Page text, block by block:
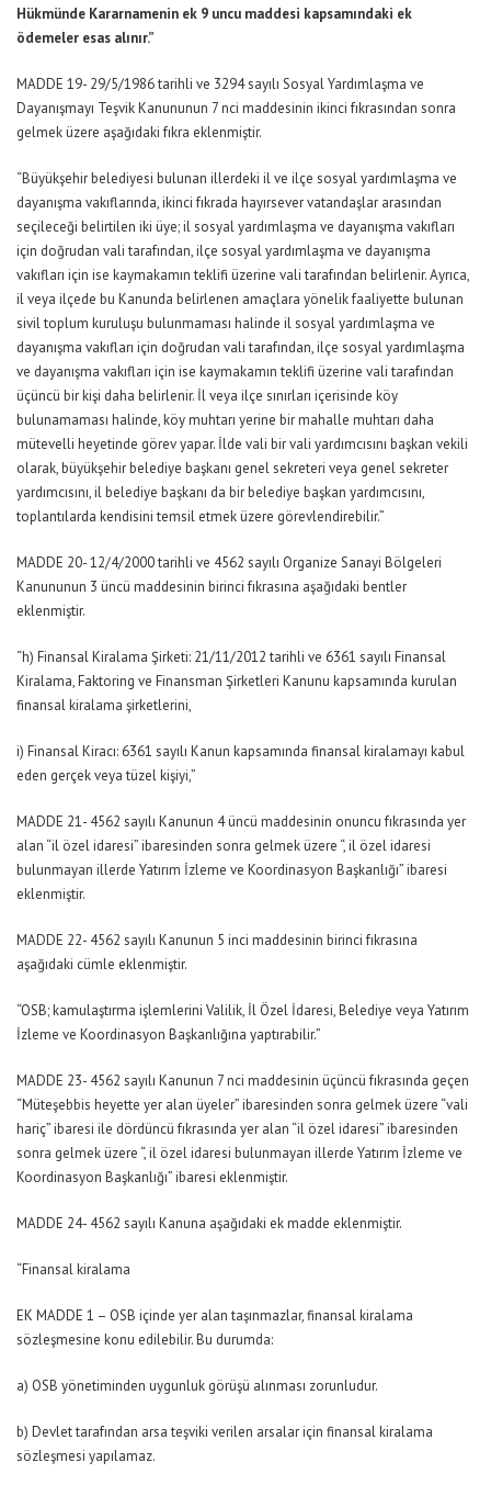
Hükmünde Kararnamenin ek 9 uncu maddesi kapsamındaki ek
ödemeler esas alınır.”
MADDE 19- 29/5/1986 tarihli ve 3294 sayılı Sosyal Yardımlaşma ve
Dayanışmayı Teşvik Kanununun 7 nci maddesinin ikinci fıkrasından sonra
gelmek üzere aşağıdaki fıkra eklenmiştir.
“Büyükşehir belediyesi bulunan illerdeki il ve ilçe sosyal yardımlaşma ve
dayanışma vakıflarında, ikinci fıkrada hayırsever vatandaşlar arasından
seçileceği belirtilen iki üye; il sosyal yardımlaşma ve dayanışma vakıfları
için doğrudan vali tarafından, ilçe sosyal yardımlaşma ve dayanışma
vakıfları için ise kaymakamın teklifi üzerine vali tarafından belirlenir. Ayrıca,
il veya ilçede bu Kanunda belirlenen amaçlara yönelik faaliyette bulunan
sivil toplum kuruluşu bulunmaması halinde il sosyal yardımlaşma ve
dayanışma vakıfları için doğrudan vali tarafından, ilçe sosyal yardımlaşma
ve dayanışma vakıfları için ise kaymakamın teklifi üzerine vali tarafından
üçüncü bir kişi daha belirlenir. İl veya ilçe sınırları içerisinde köy
bulunamaması halinde, köy muhtarı yerine bir mahalle muhtarı daha
mütevelli heyetinde görev yapar. İlde vali bir vali yardımcısını başkan vekili
olarak, büyükşehir belediye başkanı genel sekreteri veya genel sekreter
yardımcısını, il belediye başkanı da bir belediye başkan yardımcısını,
toplantılarda kendisini temsil etmek üzere görevlendirebilir.”
MADDE 20- 12/4/2000 tarihli ve 4562 sayılı Organize Sanayi Bölgeleri
Kanununun 3 üncü maddesinin birinci fıkrasına aşağıdaki bentler
eklenmiştir.
“h) Finansal Kiralama Şirketi: 21/11/2012 tarihli ve 6361 sayılı Finansal
Kiralama, Faktoring ve Finansman Şirketleri Kanunu kapsamında kurulan
finansal kiralama şirketlerini,
i) Finansal Kiracı: 6361 sayılı Kanun kapsamında finansal kiralamayı kabul
eden gerçek veya tüzel kişiyi,”
MADDE 21- 4562 sayılı Kanunun 4 üncü maddesinin onuncu fıkrasında yer
alan “il özel idaresi” ibaresinden sonra gelmek üzere “, il özel idaresi
bulunmayan illerde Yatırım İzleme ve Koordinasyon Başkanlığı” ibaresi
eklenmiştir.
MADDE 22- 4562 sayılı Kanunun 5 inci maddesinin birinci fıkrasına
aşağıdaki cümle eklenmiştir.
“OSB; kamulaştırma işlemlerini Valilik, İl Özel İdaresi, Belediye veya Yatırım
İzleme ve Koordinasyon Başkanlığına yaptırabilir.”
MADDE 23- 4562 sayılı Kanunun 7 nci maddesinin üçüncü fıkrasında geçen
“Müteşebbis heyette yer alan üyeler” ibaresinden sonra gelmek üzere “vali
hariç” ibaresi ile dördüncü fıkrasında yer alan “il özel idaresi” ibaresinden
sonra gelmek üzere “, il özel idaresi bulunmayan illerde Yatırım İzleme ve
Koordinasyon Başkanlığı” ibaresi eklenmiştir.
MADDE 24- 4562 sayılı Kanuna aşağıdaki ek madde eklenmiştir.
“Finansal kiralama
EK MADDE 1 – OSB içinde yer alan taşınmazlar, finansal kiralama
sözleşmesine konu edilebilir. Bu durumda:
a) OSB yönetiminden uygunluk görüşü alınması zorunludur.
b) Devlet tarafından arsa teşviki verilen arsalar için finansal kiralama
sözleşmesi yapılamaz.